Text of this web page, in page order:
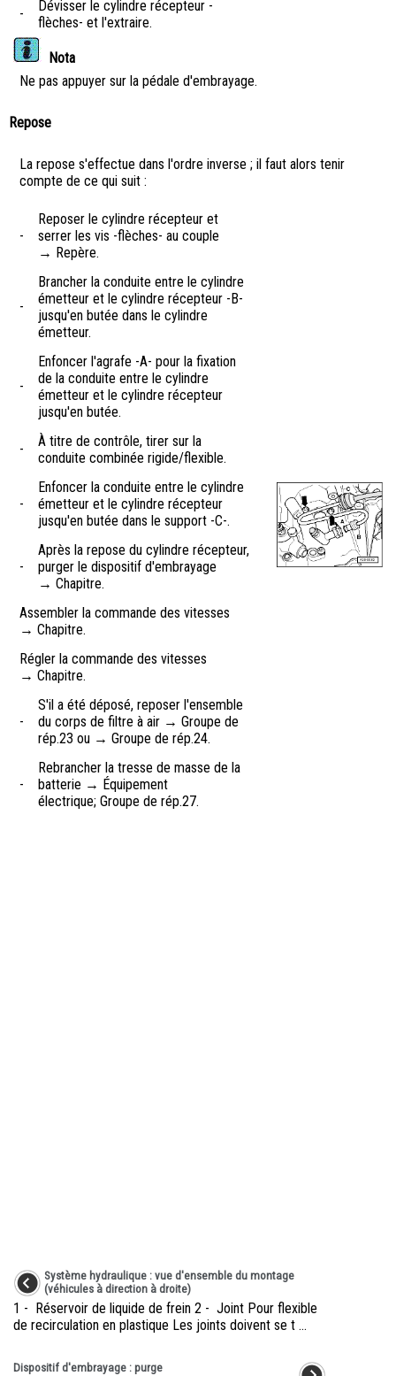
-
Dévisser le cylindre récepteur -
flèches- et l'extraire.
Nota
Ne pas appuyer sur la pédale d'embrayage.
Repose
La repose s'effectue dans l'ordre inverse ; il faut alors tenir
compte de ce qui suit :
-
Reposer le cylindre récepteur et
serrer les vis -flèches- au couple
→ Repère.
-
Brancher la conduite entre le cylindre
émetteur et le cylindre récepteur -B-
jusqu'en butée dans le cylindre
émetteur.
-
Enfoncer l'agrafe -A- pour la fixation
de la conduite entre le cylindre
émetteur et le cylindre récepteur
jusqu'en butée.
-
À titre de contrôle, tirer sur la
conduite combinée rigide/flexible.
-
Enfoncer la conduite entre le cylindre
émetteur et le cylindre récepteur
jusqu'en butée dans le support -C-.
-
Après la repose du cylindre récepteur,
purger le dispositif d'embrayage
→ Chapitre.
Assembler la commande des vitesses
→ Chapitre.
Régler la commande des vitesses
→ Chapitre.
-
S'il a été déposé, reposer l'ensemble
du corps de filtre à air → Groupe de
rép.23 ou → Groupe de rép.24.
-
Rebrancher la tresse de masse de la
batterie → Équipement
électrique; Groupe de rép.27.
Système hydraulique : vue d'ensemble du montage
(véhicules à direction à droite)
1 - Réservoir de liquide de frein 2 - Joint Pour flexible
de recirculation en plastique Les joints doivent se t ...
Dispositif d'embrayage : purge